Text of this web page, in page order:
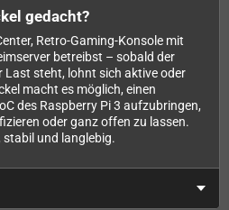
gedacht?
Retro-Gaming-Konsole mit
betreibst – sobald der
Last steht, lohnt sich aktive oder
macht es möglich, einen
des Raspberry Pi 3 aufzubringen,
oder ganz offen zu lassen.
stabil und langlebig.